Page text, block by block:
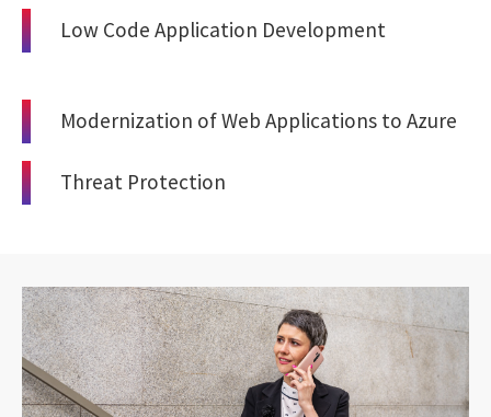
Low Code Application Development
Modernization of Web Applications to Azure
Threat Protection